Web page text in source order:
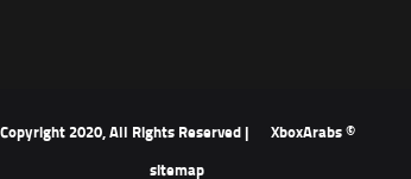
© Copyright 2020, All Rights Reserved |
XboxArabs
sitemap